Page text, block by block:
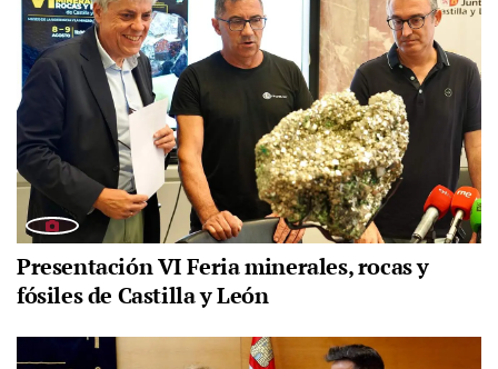
Presentación VI Feria minerales, rocas y
fósiles de Castilla y León